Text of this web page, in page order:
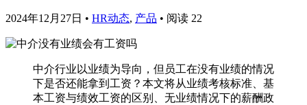
2024年12月27日 • HR动态, 产品 • 阅读 22
中介行业以业绩为导向，但员工在没有业绩的情况
下是否还能拿到工资？本文将从业绩考核标准、基
本工资与绩效工资的区别、无业绩情况下的薪酬政